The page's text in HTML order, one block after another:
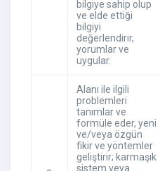
bilgiye sahip olup
ve elde ettiği
bilgiyi
değerlendirir,
yorumlar ve
uygular.
Alanı ile ilgili
problemleri
tanımlar ve
formüle eder, yeni
ve/veya özgün
fikir ve yöntemler
geliştirir; karmaşık
sistem veya